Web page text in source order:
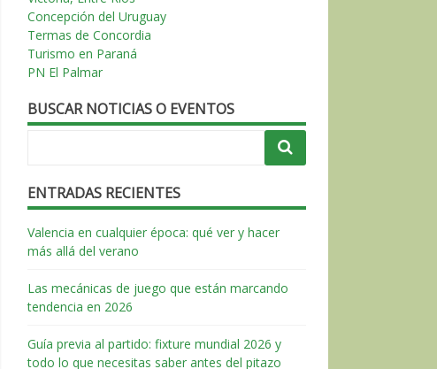
Concepción del Uruguay
Termas de Concordia
Turismo en Paraná
PN El Palmar
BUSCAR NOTICIAS O EVENTOS
ENTRADAS RECIENTES
Valencia en cualquier época: qué ver y hacer
más allá del verano
Las mecánicas de juego que están marcando
tendencia en 2026
Guía previa al partido: fixture mundial 2026 y
todo lo que necesitas saber antes del pitazo